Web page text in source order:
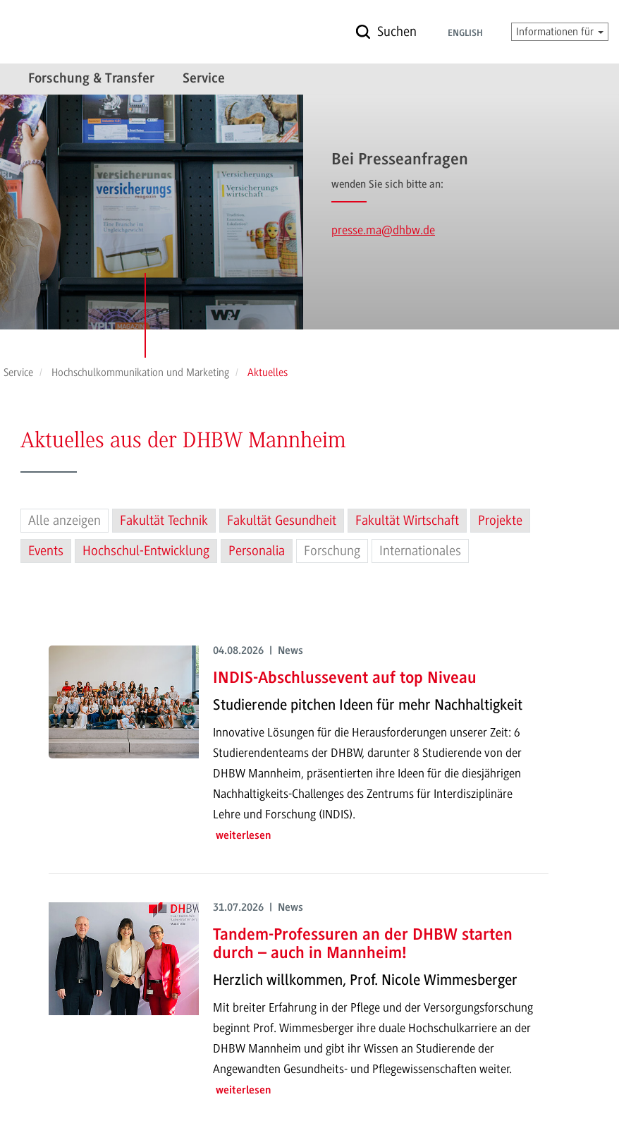
Suchen ENGLISH Informationen für
Forschung & Transfer Service
Bei Presseanfragen
wenden Sie sich bitte an:
presse.ma@dhbw.de
Service Hochschulkommunikation und Marketing Aktuelles
Aktuelles aus der DHBW Mannheim
Alle anzeigen Fakultät Technik Fakultät Gesundheit Fakultät Wirtschaft
Projekte
Events
Hochschul-Entwicklung Personalia Forschung Internationales
04.08.2026 | News
INDIS-Abschlussevent auf top Niveau
Studierende pitchen Ideen für mehr Nachhaltigkeit
Innovative Lösungen für die Herausforderungen unserer Zeit: 6
Studierendenteams der DHBW, darunter 8 Studierende von der
DHBW Mannheim, präsentierten ihre Ideen für die diesjährigen
Nachhaltigkeits-Challenges des Zentrums für Interdisziplinäre
Lehre und Forschung (INDIS).
weiterlesen
31.07.2026 | News
Tandem-Professuren an der DHBW starten
durch – auch in Mannheim!
Herzlich willkommen, Prof. Nicole Wimmesberger
Mit breiter Erfahrung in der Pflege und der Versorgungsforschung
beginnt Prof. Wimmesberger ihre duale Hochschulkarriere an der
DHBW Mannheim und gibt ihr Wissen an Studierende der
Angewandten Gesundheits- und Pflegewissenschaften weiter.
weiterlesen